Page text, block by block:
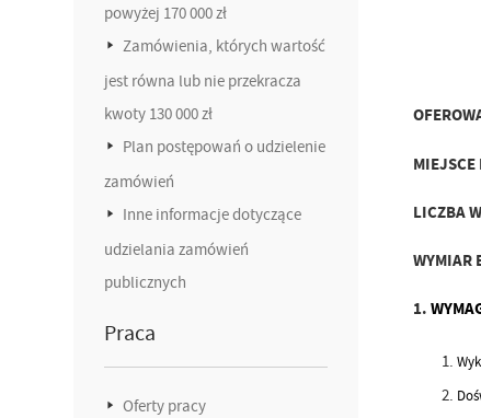
powyżej 170 000 zł
Zamówienia, których wartość
jest równa lub nie przekracza
kwoty 130 000 zł
Plan postępowań o udzielenie
zamówień
Inne informacje dotyczące
udzielania zamówień
publicznych
Praca
Oferty pracy
MIEJSCE
LICZBA
WYMIAR
1.